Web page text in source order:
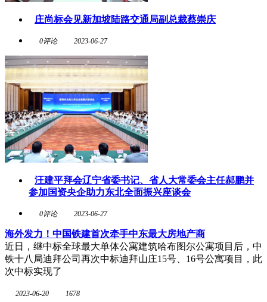
庄尚标会见新加坡陆路交通局副总裁蔡崇庆
0评论 2023-06-27
汪建平拜会辽宁省委书记、省人大常委会主任郝鹏并
参加国资央企助力东北全面振兴座谈会
0评论 2023-06-27
海外发力！中国铁建首次牵手中东最大房地产商
近日，继中标全球最大单体公寓建筑哈布图尔公寓项目后，中
铁十八局迪拜公司再次中标迪拜山庄15号、16号公寓项目，此
次中标实现了
2023-06-20 1678